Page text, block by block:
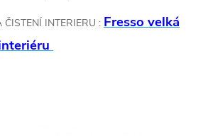
INTERIERU : Fresso velká